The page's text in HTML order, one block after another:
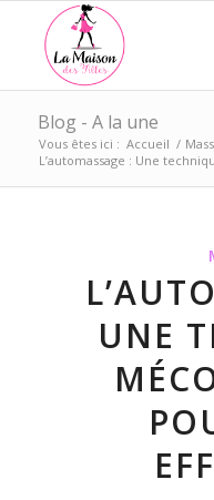
Blog - A la une
Vous êtes ici : Accueil /
L’automassage : Une
UNE